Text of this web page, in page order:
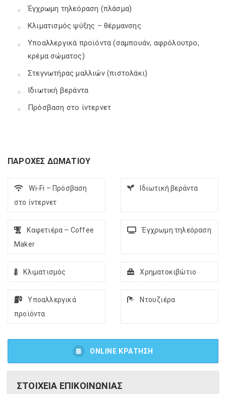
Έγχρωμη τηλεόραση (πλάσμα)
Κλιματισμός ψύξης – θέρμανσης
Υποαλλεργικά προϊόντα (σαμπουάν, αφρόλουτρο,
κρέμα σώματος)
Στεγνωτήρας μαλλιών (πιστολάκι)
Ιδιωτική βεράντα
Πρόσβαση στο ίντερνετ
ΠΑΡΟΧΕΣ ΔΩΜΑΤΙΟΥ
Wi-Fi – Πρόσβαση
στο ίντερνετ
Ιδιωτική βεράντα
Kαφετιέρα – Coffee
Maker
Έγχρωμη τηλεόραση
Κλιματισμός Χρηματοκιβώτιο
Υποαλλεργικά
προϊόντα
Ντουζιέρα
ONLINE ΚΡΑΤΗΣΗ
ΣΤΟΙΧΕΙΑ ΕΠΙΚΟΙΝΩΝΙΑΣ